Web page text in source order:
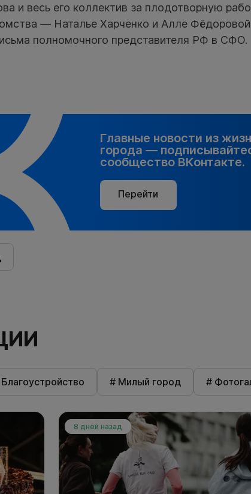
и весь его коллектив за плодотворную
— Наталье Харченко и Алле
полномочного представителя РФ в СФО.
Главные новости из
города —
сообщество ВКонтакте.
Перейти
# Милый город #
8 дней назад